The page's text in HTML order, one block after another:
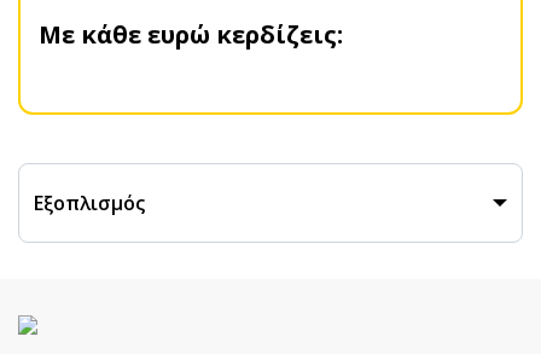
Με κάθε ευρώ κερδίζεις:
Εξοπλισμός